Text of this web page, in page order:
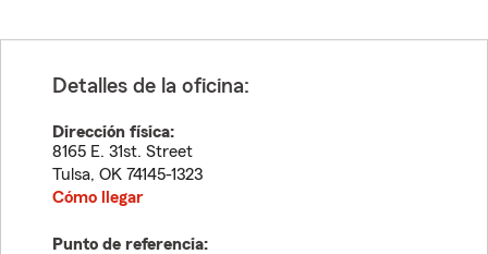
Detalles de la oficina:
Dirección física:
8165 E. 31st. Street
Tulsa, OK 74145-1323
Cómo llegar
Punto de referencia: